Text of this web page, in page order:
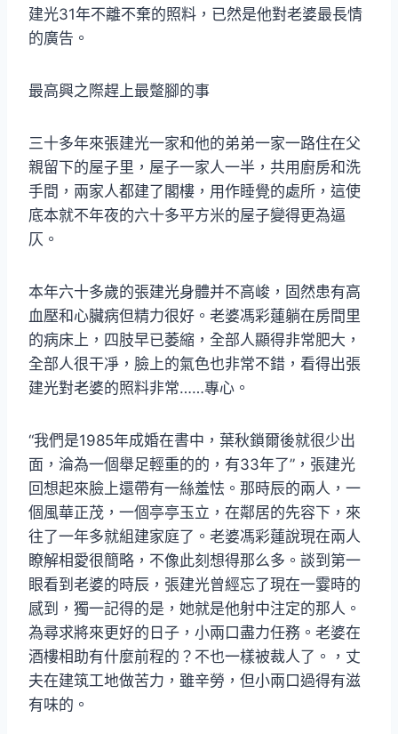
建光31年不離不棄的照料，已然是他對老婆最長情
的廣告。
最高興之際趕上最蹩腳的事
三十多年來張建光一家和他的弟弟一家一路住在父
親留下的屋子里，屋子一家人一半，共用廚房和洗
手間，兩家人都建了閣樓，用作睡覺的處所，這使
底本就不年夜的六十多平方米的屋子變得更為逼
仄。
本年六十多歲的張建光身體并不高峻，固然患有高
血壓和心臟病但精力很好。老婆馮彩蓮躺在房間里
的病床上，四肢早已萎縮，全部人顯得非常肥大，
全部人很干凈，臉上的氣色也非常不錯，看得出張
建光對老婆的照料非常……專心。
“我們是1985年成婚在書中，葉秋鎖爾後就很少出
面，淪為一個舉足輕重的的，有33年了”，張建光
回想起來臉上還帶有一絲羞怯。那時辰的兩人，一
個風華正茂，一個亭亭玉立，在鄰居的先容下，來
往了一年多就組建家庭了。老婆馮彩蓮說現在兩人
瞭解相愛很簡略，不像此刻想得那么多。談到第一
眼看到老婆的時辰，張建光曾經忘了現在一霎時的
感到，獨一記得的是，她就是他射中注定的那人。
為尋求將來更好的日子，小兩口盡力任務。老婆在
酒樓相助有什麼前程的？不也一樣被裁人了。，丈
夫在建筑工地做苦力，雖辛勞，但小兩口過得有滋
有味的。